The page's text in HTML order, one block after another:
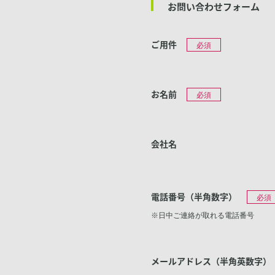
お問い合わせフォーム
ご用件 必須
お名前 必須
会社名
電話番号（半角数字） 必須
※日中ご連絡が取れる電話番号
メールアドレス（半角英数字）